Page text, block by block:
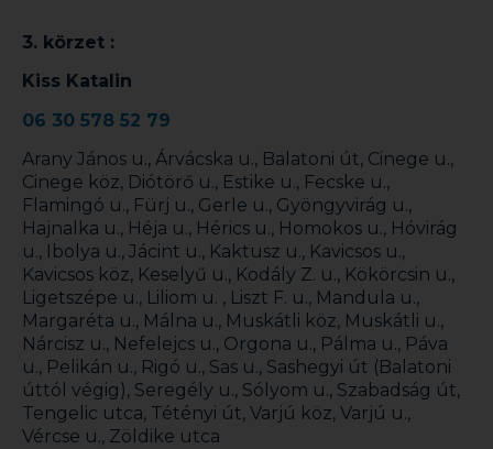
3. körzet :
Kiss Katalin
06 30 578 52 79
Arany János u., Árvácska u., Balatoni út, Cinege u.,
Cinege köz, Diótörő u., Estike u., Fecske u.,
Flamingó u., Fürj u., Gerle u., Gyöngyvirág u.,
Hajnalka u., Héja u., Hérics u., Homokos u., Hóvirág
u., Ibolya u., Jácint u., Kaktusz u., Kavicsos u.,
Kavicsos köz, Keselyű u., Kodály Z. u., Kökörcsin u.,
Ligetszépe u., Liliom u. , Liszt F. u., Mandula u.,
Margaréta u., Málna u., Muskátli köz, Muskátli u.,
Nárcisz u., Nefelejcs u., Orgona u., Pálma u., Páva
u., Pelikán u., Rigó u., Sas u., Sashegyi út (Balatoni
úttól végig), Seregély u., Sólyom u., Szabadság út,
Tengelic utca, Tétényi út, Varjú köz, Varjú u.,
Vércse u., Zöldike utca